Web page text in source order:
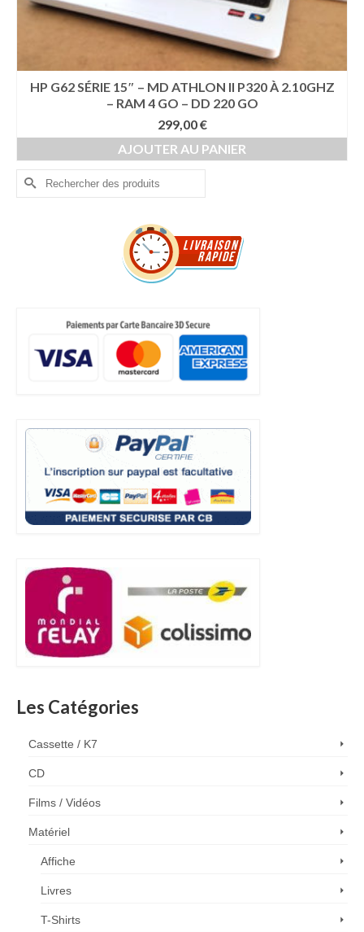
HP G62 SÉRIE 15″ – MD ATHLON II P320 À 2.10GHZ
– RAM 4 GO – DD 220 GO
299,00€
AJOUTER AU PANIER
Rechercher :
Les Catégories
Cassette / K7
CD
Films / Vidéos
Matériel
Affiche
Livres
T-Shirts